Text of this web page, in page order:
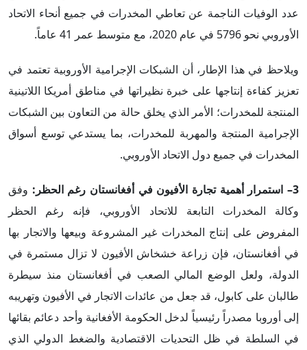
عدد الوفيات الناجمة عن تعاطي المخدرات في جميع أنحاء الاتحاد
الأوروبي نحو 5796 في عام 2020، مع متوسط ​​عمر 41 عاماً.
ويلاحظ في هذا الإطار، أن الشبكات الإجرامية الأوروبية تعتمد في
تعزيز كفاءة إنتاجها على خبرة نظيراتها في مناطق أمريكا اللاتينية
المنتجة للمخدرات؛ الأمر الذي يخلق حالة من التعاون بين الشبكات
الإجرامية المنتجة والمهربة للمخدرات، بما يستدعي توسع أسواق
المخدرات في جميع دول الاتحاد الأوروبي.
3– استمرار أهمية تجارة الأفيون في أفغانستان رغم الحظر:
وفق
وكالة المخدرات التابعة للاتحاد الأوروبي، فإنه رغم الحظر
المفروض على إنتاج المخدرات غير المشروعة وبيعها والاتجار بها
في أفغانستان، فإن زراعة خشخاش الأفيون لا تزال مستمرة في
الدولة، ولعل الوضع المالي الصعب في أفغانستان منذ سيطرة
طالبان على كابول، قد جعل من عائدات الاتجار في الأفيون وتهريبه
إلى أوروبا مصدراً رئيسياً لدخل الحكومة الأفغانية وأحد دعائم بقائها
في السلطة في ظل التحديات الاقتصادية والضغط الدولي الذي